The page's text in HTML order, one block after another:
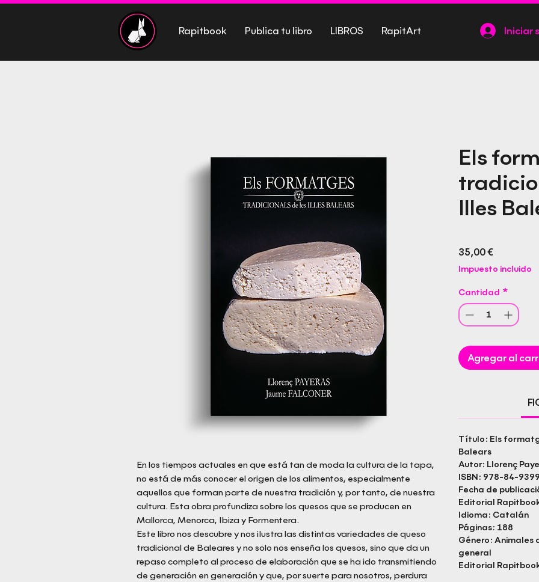
Rapitbook Publica tu libro LIBROS RapitArt Iniciar
En los tiempos actuales en que está tan de moda la cultura de la tapa,
no está de más conocer el origen de los alimentos, especialmente
aquellos que forman parte de nuestra tradición y, por tanto, de nuestra
cultura. Esta obra profundiza sobre los quesos que se producen en
Mallorca, Menorca, Ibiza y Formentera.
Este libro nos descubre y nos ilustra las distintas variedades de queso
tradicional de Baleares y no solo nos enseña los quesos, sino que da un
repaso completo al proceso de elaboración que se ha ido transmitiendo
de generación en generación y que, por suerte para nosotros, perdura
Els
Illes
35,00 €Precio
Impuesto incluido
Cantidad *
Agregar al
Título: Els
Balears
Autor: Llorenç
ISBN: 978-84-
Fecha de
Editorial
Idioma: Catalán
Páginas: 188
Género: Animales
general
Editorial